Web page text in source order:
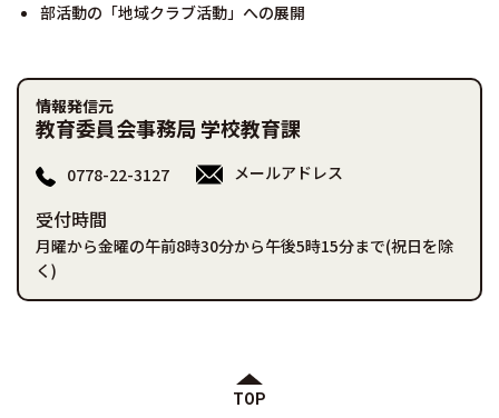
部活動の「地域クラブ活動」への展開
情報発信元
教育委員会事務局 学校教育課
0778-22-3127 メールアドレス
受付時間
月曜から金曜の午前8時30分から午後5時15分まで(祝日を除
く)
TOP